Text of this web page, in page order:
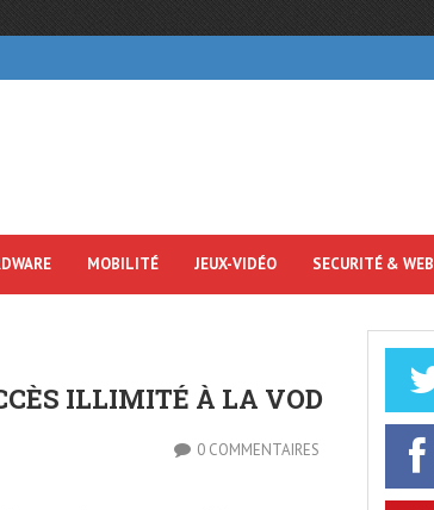
MOBILITÉ JEUX-VIDÉO SECURITÉ & WEB
ILLIMITÉ À LA VOD
0 COMMENTAIRES